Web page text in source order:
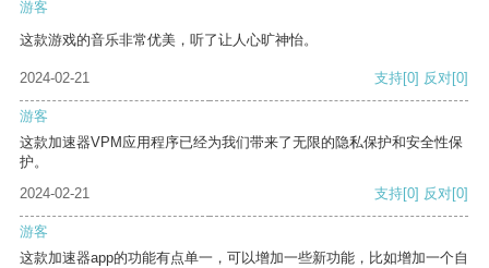
游客
这款游戏的音乐非常优美，听了让人心旷神怡。
2024-02-21 支持[0] 反对[0]
游客
这款加速器VPM应用程序已经为我们带来了无限的隐私保护和安全性保
护。
2024-02-21
支持[0] 反对[0]
游客
这款加速器app的功能有点单一，可以增加一些新功能，比如增加一个自